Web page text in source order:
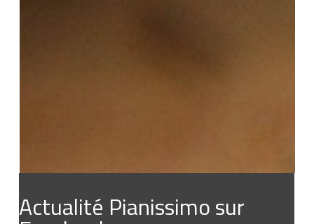
Actualité Pianissimo sur